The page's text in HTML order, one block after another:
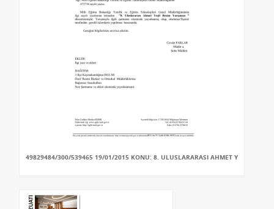
49829484/300/539465 19/01/2015 KONU: 8. ULUSLARARASI AHMET Y